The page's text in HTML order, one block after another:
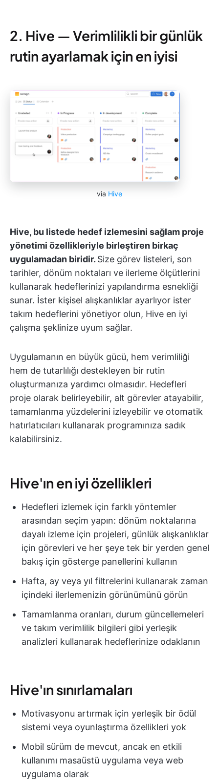
2. Hive — Verimlilikli bir günlük
rutin ayarlamak için en iyisi
via Hive
Hive, bu listede hedef izlemesini sağlam proje
yönetimi özellikleriyle birleştiren birkaç
uygulamadan biridir. Size görev listeleri, son
tarihler, dönüm noktaları ve ilerleme ölçütlerini
kullanarak hedeflerinizi yapılandırma esnekliği
sunar. İster kişisel alışkanlıklar ayarlıyor ister
takım hedeflerini yönetiyor olun, Hive en iyi
çalışma şeklinize uyum sağlar.
Uygulamanın en büyük gücü, hem verimliliği
hem de tutarlılığı destekleyen bir rutin
oluşturmanıza yardımcı olmasıdır. Hedefleri
proje olarak belirleyebilir, alt görevler atayabilir,
tamamlanma yüzdelerini izleyebilir ve otomatik
hatırlatıcıları kullanarak programınıza sadık
kalabilirsiniz.
Hive'ın en iyi özellikleri
Hedefleri izlemek için farklı yöntemler
arasından seçim yapın: dönüm noktalarına
dayalı izleme için projeleri, günlük alışkanlıklar
için görevleri ve her şeye tek bir yerden genel
bakış için gösterge panellerini kullanın
Hafta, ay veya yıl filtrelerini kullanarak zaman
içindeki ilerlemenizin görünümünü görün
Tamamlanma oranları, durum güncellemeleri
ve takım verimlilik bilgileri gibi yerleşik
analizleri kullanarak hedeflerinize odaklanın
Hive'ın sınırlamaları
Motivasyonu artırmak için yerleşik bir ödül
sistemi veya oyunlaştırma özellikleri yok
Mobil sürüm de mevcut, ancak en etkili
kullanımı masaüstü uygulama veya web
uygulama olarak